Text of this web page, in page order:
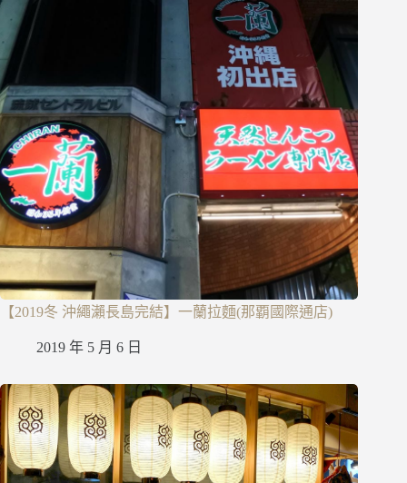
【2019冬 沖繩瀨長島完結】一蘭拉麵(那覇國際通店)
2019 年 5 月 6 日